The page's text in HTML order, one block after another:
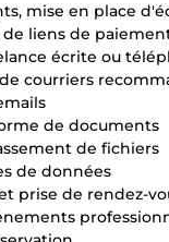
mise en place
liens de
écrite ou
courriers
de documents
de fichiers
de données
prise de rendez-